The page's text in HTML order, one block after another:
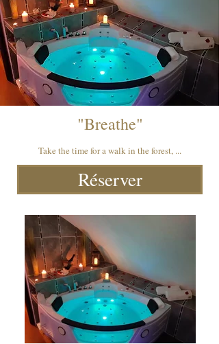
"Breathe"
Take the time for a walk in the forest, ...
Réserver